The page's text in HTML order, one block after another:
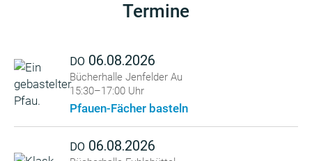
Termine
DO 06.08.2026
Bücherhalle Jenfelder Au
15:30–17:00 Uhr
Pfauen-Fächer basteln
DO 06.08.2026